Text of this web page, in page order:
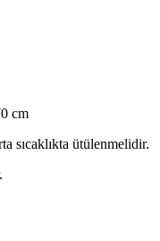
cm
sıcaklıkta ütülenmelidir.